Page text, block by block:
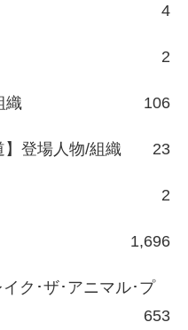
4
2
織 106
】登場人物/組織 23
2
1,696
ク･ザ･アニマル･プ
653